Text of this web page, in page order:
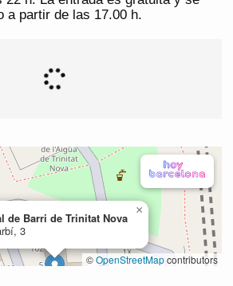
a partir de las 17.00 h.